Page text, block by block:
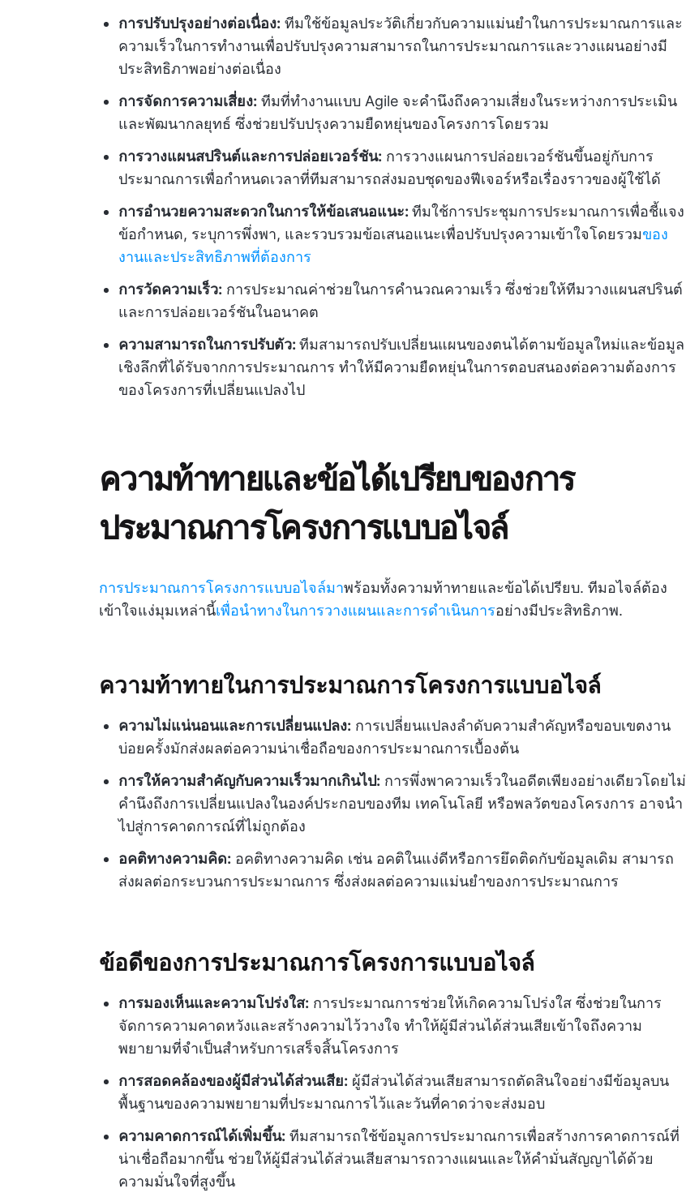
การปรับปรุงอย่างต่อเนื่อง: ทีมใช้ข้อมูลประวัติเกี่ยวกับความแม่นยำในการประมาณการและ
ความเร็วในการทำงานเพื่อปรับปรุงความสามารถในการประมาณการและวางแผนอย่างมี
ประสิทธิภาพอย่างต่อเนื่อง
การจัดการความเสี่ยง: ทีมที่ทำงานแบบ Agile จะคำนึงถึงความเสี่ยงในระหว่างการประเมิน
และพัฒนากลยุทธ์ ซึ่งช่วยปรับปรุงความยืดหยุ่นของโครงการโดยรวม
การวางแผนสปรินต์และการปล่อยเวอร์ชัน: การวางแผนการปล่อยเวอร์ชันขึ้นอยู่กับการ
ประมาณการเพื่อกำหนดเวลาที่ทีมสามารถส่งมอบชุดของฟีเจอร์หรือเรื่องราวของผู้ใช้ได้
การอำนวยความสะดวกในการให้ข้อเสนอแนะ: ทีมใช้การประชุมการประมาณการเพื่อชี้แจง
ข้อกำหนด, ระบุการพึ่งพา, และรวบรวมข้อเสนอแนะเพื่อปรับปรุงความเข้าใจโดยรวมของ
งานและประสิทธิภาพที่ต้องการ
การวัดความเร็ว: การประมาณค่าช่วยในการคำนวณความเร็ว ซึ่งช่วยให้ทีมวางแผนสปรินต์
และการปล่อยเวอร์ชันในอนาคต
ความสามารถในการปรับตัว: ทีมสามารถปรับเปลี่ยนแผนของตนได้ตามข้อมูลใหม่และข้อมูล
เชิงลึกที่ได้รับจากการประมาณการ ทำให้มีความยืดหยุ่นในการตอบสนองต่อความต้องการ
ของโครงการที่เปลี่ยนแปลงไป
ความท้าทายและข้อได้เปรียบของการ
ประมาณการโครงการแบบอไจล์
การประมาณการโครงการแบบอไจล์มาพร้อมทั้งความท้าทายและข้อได้เปรียบ. ทีมอไจล์ต้อง
เข้าใจแง่มุมเหล่านี้เพื่อนำทางในการวางแผนและการดำเนินการอย่างมีประสิทธิภาพ.
ความท้าทายในการประมาณการโครงการแบบอไจล์
ความไม่แน่นอนและการเปลี่ยนแปลง: การเปลี่ยนแปลงลำดับความสำคัญหรือขอบเขตงาน
บ่อยครั้งมักส่งผลต่อความน่าเชื่อถือของการประมาณการเบื้องต้น
การให้ความสำคัญกับความเร็วมากเกินไป: การพึ่งพาความเร็วในอดีตเพียงอย่างเดียวโดยไม่
คำนึงถึงการเปลี่ยนแปลงในองค์ประกอบของทีม เทคโนโลยี หรือพลวัตของโครงการ อาจนำ
ไปสู่การคาดการณ์ที่ไม่ถูกต้อง
อคติทางความคิด: อคติทางความคิด เช่น อคติในแง่ดีหรือการยึดติดกับข้อมูลเดิม สามารถ
ส่งผลต่อกระบวนการประมาณการ ซึ่งส่งผลต่อความแม่นยำของการประมาณการ
ข้อดีของการประมาณการโครงการแบบอไจล์
การมองเห็นและความโปร่งใส: การประมาณการช่วยให้เกิดความโปร่งใส ซึ่งช่วยในการ
จัดการความคาดหวังและสร้างความไว้วางใจ ทำให้ผู้มีส่วนได้ส่วนเสียเข้าใจถึงความ
พยายามที่จำเป็นสำหรับการเสร็จสิ้นโครงการ
การสอดคล้องของผู้มีส่วนได้ส่วนเสีย: ผู้มีส่วนได้ส่วนเสียสามารถตัดสินใจอย่างมีข้อมูลบน
พื้นฐานของความพยายามที่ประมาณการไว้และวันที่คาดว่าจะส่งมอบ
ความคาดการณ์ได้เพิ่มขึ้น: ทีมสามารถใช้ข้อมูลการประมาณการเพื่อสร้างการคาดการณ์ที่
น่าเชื่อถือมากขึ้น ช่วยให้ผู้มีส่วนได้ส่วนเสียสามารถวางแผนและให้คำมั่นสัญญาได้ด้วย
ความมั่นใจที่สูงขึ้น